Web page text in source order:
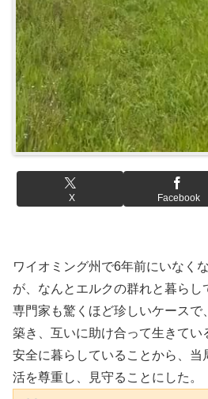
X Facebook
ワイオミング州で6年前にいなく
が、なんとエルクの群れと暮らし
専門家も驚くほど珍しいケースで
築き、互いに助け合って生きてい
安全に暮らしていることから、当
活を尊重し、見守ることにした。